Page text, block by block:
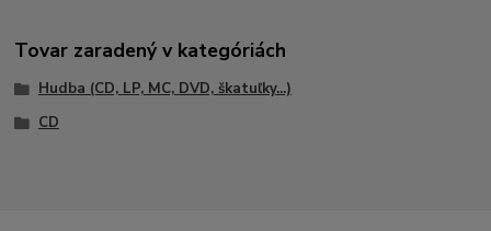
Tovar zaradený v kategóriách
Hudba (CD, LP, MC, DVD, škatuľky...)
CD